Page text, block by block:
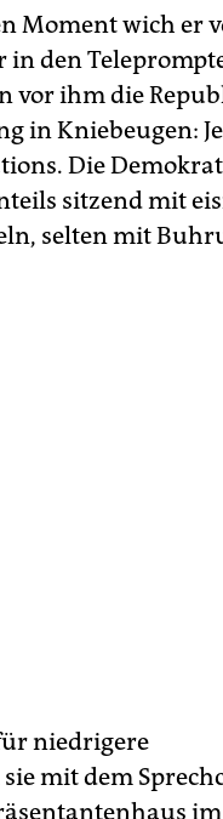
Moment wich er
in den
vor ihm die
in Kniebeugen:
Die
sitzend mit
selten mit
niedrigere
mit dem